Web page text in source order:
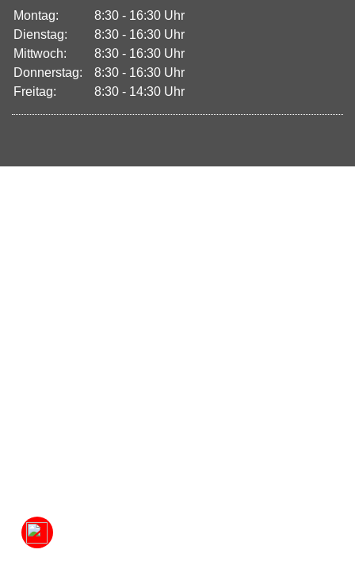
Montag:
8:30 - 16:30 Uhr
Dienstag:
8:30 - 16:30 Uhr
Mittwoch:
8:30 - 16:30 Uhr
Donnerstag:
8:30 - 16:30 Uhr
Freitag:
8:30 - 14:30 Uhr